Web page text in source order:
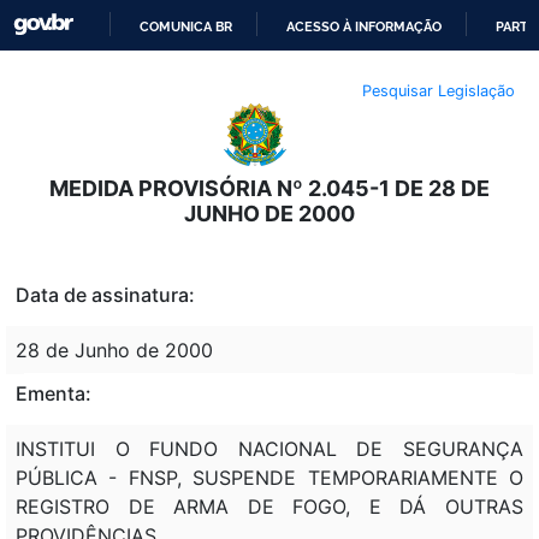
O
CONTEÚDO
COMUNICA BR ACESSO À INFORMAÇÃO
Pesquisar Legislação
MEDIDA PROVISÓRIA Nº 2.045-1 DE 28 DE
JUNHO DE 2000
Data de assinatura:
28 de Junho de 2000
Ementa:
INSTITUI O FUNDO NACIONAL DE SEGURANÇA
PÚBLICA - FNSP, SUSPENDE TEMPORARIAMENTE O
REGISTRO DE ARMA DE FOGO, E DÁ OUTRAS